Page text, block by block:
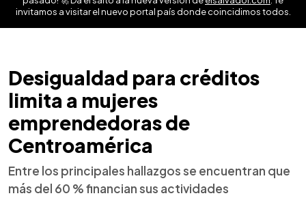
invitamos a visitar el nuevo portal país donde coincidimos todos.
Desigualdad para créditos
limita a mujeres
emprendedoras de
Centroamérica
Entre los principales hallazgos se encuentran que
más del 60 % financian sus actividades